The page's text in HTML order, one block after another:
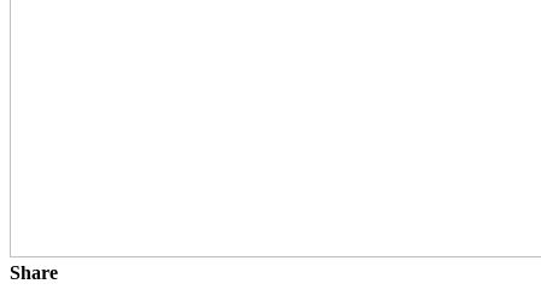
Share